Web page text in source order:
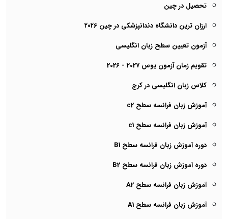
تحصیل در چین
ارزان ترین دانشگاه دندانپزشکی در چین ۲۰۲6
آزمون تعیین سطح زبان انگلیسی
تقویم زمان آزمون یوس 2027 - 2026
کلاس زبان انگلیسی در کرج
آموزش زبان فرانسه سطح c2
آموزش زبان فرانسه سطح c1
دوره آموزش زبان فرانسه سطح B1
دوره آموزش زبان فرانسه سطح B2
آموزش زبان فرانسه سطح A2
آموزش زبان فرانسه سطح A1